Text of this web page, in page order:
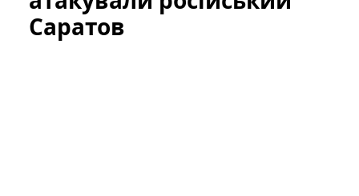
Саратов